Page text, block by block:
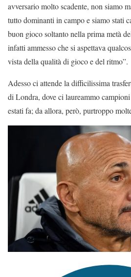
avversario molto scadente, non siamo
tutto dominanti in campo e siamo stati
buon gioco soltanto nella prima metà
infatti ammesso che si aspettava
vista della qualità di gioco e del ritmo”.
Adesso ci attende la difficilissima
di Londra, dove ci laureammo
estati fa; da allora, però, purtroppo